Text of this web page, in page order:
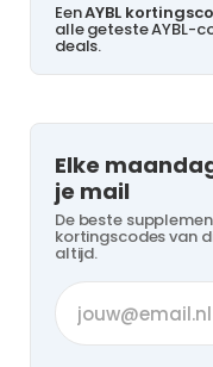
EenAYBL
alle geteste AYBL-
deals.
Elke
je mail
De beste
kortingscodes van
altijd.